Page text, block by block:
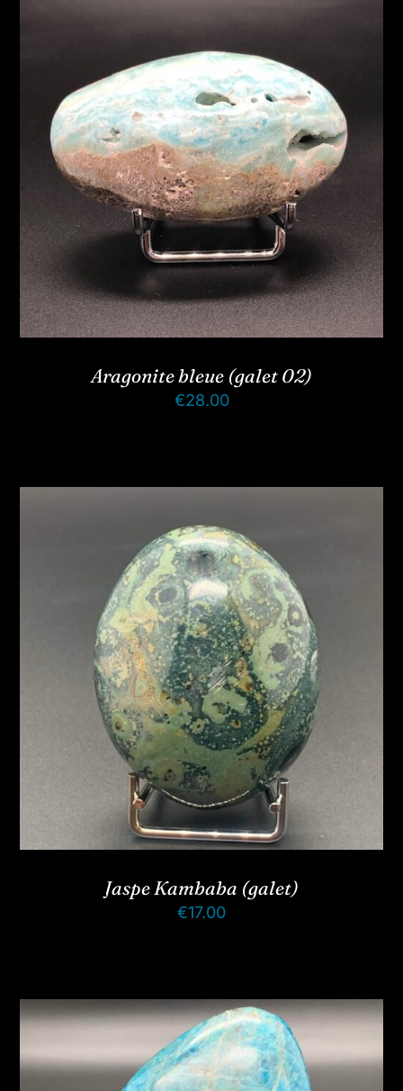
Aragonite bleue (galet 02)
€28.00
Jaspe Kambaba (galet)
€17.00